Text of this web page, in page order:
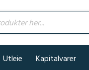
her...
Utleie Kapitalvarer